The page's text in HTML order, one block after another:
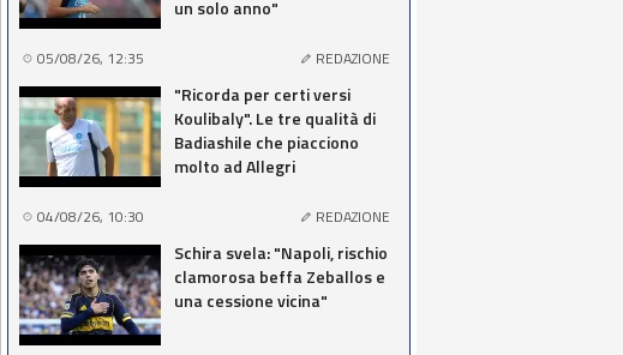
un solo anno"
05/08/26, 12:35 REDAZIONE
"Ricorda per certi versi
Koulibaly". Le tre qualità di
Badiashile che piacciono
molto ad Allegri
04/08/26, 10:30 REDAZIONE
Schira svela: "Napoli, rischio
clamorosa beffa Zeballos e
una cessione vicina"